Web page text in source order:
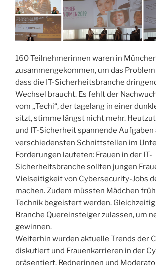
160 Teilnehmerinnen waren in
zusammengekommen, um das
dass die IT-Sicherheitsbranche
Wechsel braucht. Es fehlt der
vom „Techi“, der tagelang in einer
sitzt, stimme längst nicht mehr.
und IT-Sicherheit spannende Aufgaben
verschiedensten Schnittstellen im
Forderungen lauteten: Frauen in der IT-
Sicherheitsbranche sollten jungen
Vielseitigkeit von Cybersecurity-Jobs
machen. Zudem müssten Mädchen
Technik begeistert werden.
Branche Quereinsteiger zulassen, um
gewinnen.
Weiterhin wurden aktuelle Trends der
diskutiert und Frauenkarrieren in der